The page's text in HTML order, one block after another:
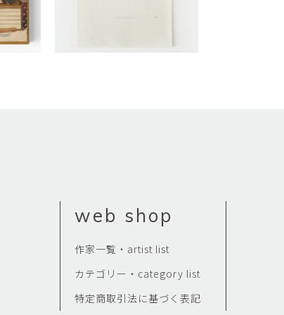
web shop
作家一覧・artist list
カテゴリー・category list
特定商取引法に基づく表記